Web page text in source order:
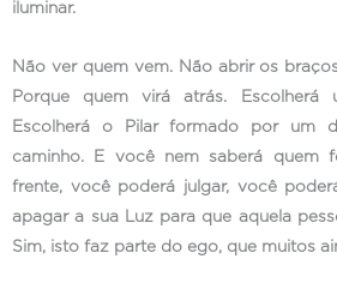
iluminar.
Não ver quem vem. Não abrir os
Porque quem virá atrás. Escolherá
Escolherá o Pilar formado por um
caminho. E você nem saberá quem
frente, você poderá julgar, você
apagar a sua Luz para que aquela
Sim, isto faz parte do ego, que muitos